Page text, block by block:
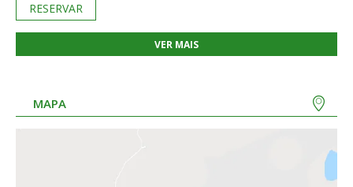
RESERVAR
VER MAIS
MAPA